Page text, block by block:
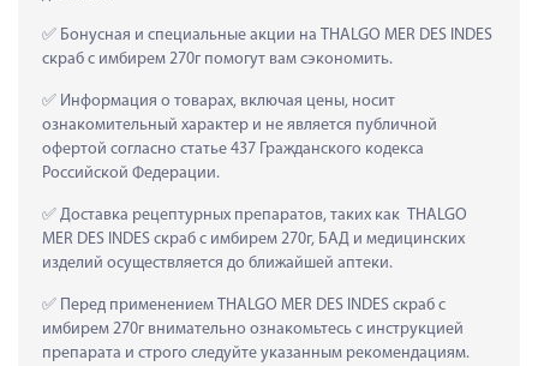
Бонусная и специальные акции на THALGO MER DES INDES
скраб с имбирем 270г помогут вам сэкономить.
Информация о товарах, включая цены, носит
ознакомительный характер и не является публичной
офертой согласно статье 437 Гражданского кодекса
Российской Федерации.
Доставка рецептурных препаратов, таких как  THALGO
MER DES INDES скраб с имбирем 270г, БАД и медицинских
изделий осуществляется до ближайшей аптеки.
Перед применением THALGO MER DES INDES скраб с
имбирем 270г внимательно ознакомьтесь с инструкцией
препарата и строго следуйте указанным рекомендациям.